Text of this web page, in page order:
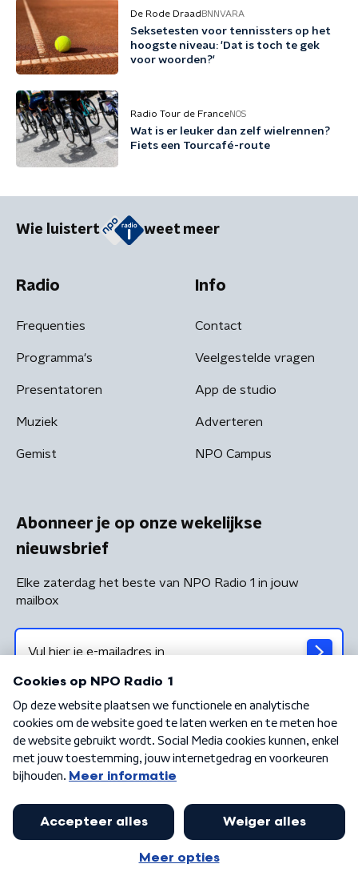
De Rode Draad BNNVARA
Seksetesten voor tennissters op het
hoogste niveau: 'Dat is toch te gek
voor woorden?'
Radio Tour de FranceNOS
Wat is er leuker dan zelf wielrennen?
Fiets een Tourcafé-route
Wie luistert weet meer
Radio
Frequenties
Programma's
Presentatoren
Muziek
Gemist
Info
Contact
Veelgestelde vragen
App de studio
Adverteren
NPO Campus
Abonneer je op onze wekelijkse
nieuwsbrief
Elke zaterdag het beste van NPO Radio 1 in jouw
mailbox
Algemene voorwaarden